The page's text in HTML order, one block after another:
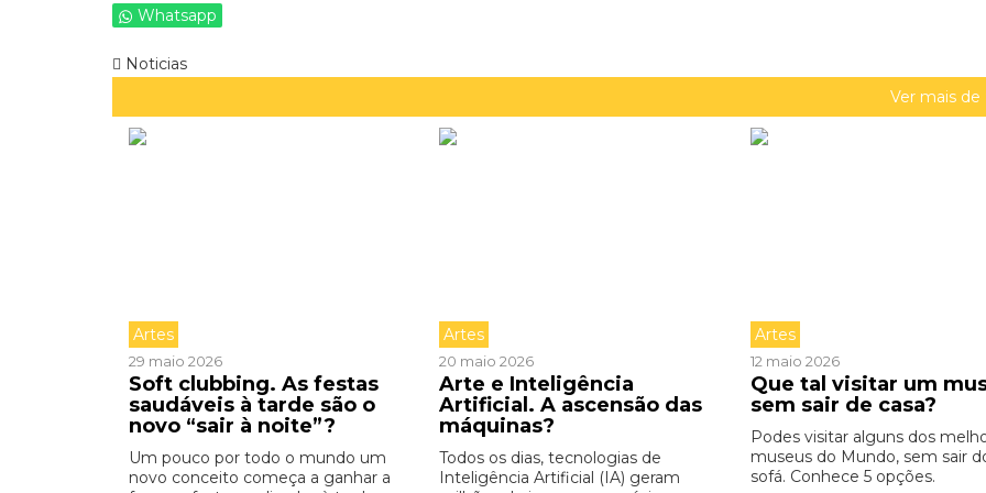
Whatsapp
Noticias
Ver mais de
Artes
29 maio 2026
Soft clubbing. As festas
saudáveis à tarde são o
novo “sair à noite”?
Um pouco por todo o mundo um
novo conceito começa a ganhar a
Artes
20 maio 2026
Arte e Inteligência
Artificial. A ascensão das
máquinas?
Todos os dias, tecnologias de
Inteligência Artificial (IA) geram
Artes
12 maio 2026
Que tal visitar um
sem sair de casa?
Podes visitar alguns dos
museus do Mundo, sem sair
sofá. Conhece 5 opções.